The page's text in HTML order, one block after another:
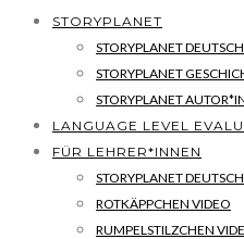
STORYPLANET
STORYPLANET
STORYPLANET
STORYPLANET
LANGUAGE LEVEL
FÜR LEHRER*INNEN
STORYPLANET
ROTKÄPPCHEN VIDEO
RUMPELSTILZCHEN